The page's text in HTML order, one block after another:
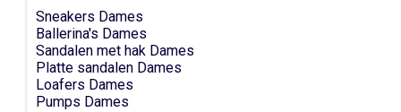
Sneakers Dames
Ballerina's Dames
Sandalen met hak Dames
Platte sandalen Dames
Loafers Dames
Pumps Dames